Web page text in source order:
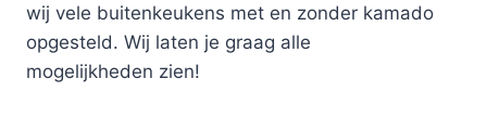
wij vele buitenkeukens met en zonder kamado
opgesteld. Wij laten je graag alle
mogelijkheden zien!